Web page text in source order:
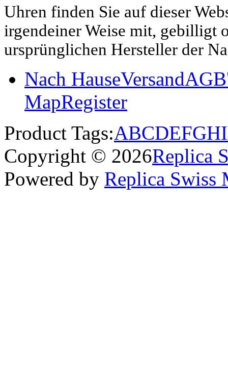
Uhren finden Sie auf dieser
irgendeiner Weise mit, gebilligt
ursprünglichen Hersteller der
Nach HauseVersand
MapRegister
Product Tags:ABCDEFGHI
Copyright © 2026Replica
Powered by Replica Swiss